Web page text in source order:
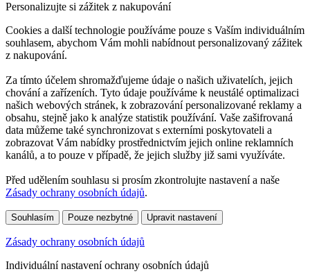
Personalizujte si zážitek z nakupování
Cookies a další technologie používáme pouze s Vaším individuálním
souhlasem, abychom Vám mohli nabídnout personalizovaný zážitek
z nakupování.
Za tímto účelem shromažďujeme údaje o našich uživatelích, jejich
chování a zařízeních. Tyto údaje používáme k neustálé optimalizaci
našich webových stránek, k zobrazování personalizované reklamy a
obsahu, stejně jako k analýze statistik používání. Vaše zašifrovaná
data můžeme také synchronizovat s externími poskytovateli a
zobrazovat Vám nabídky prostřednictvím jejich online reklamních
kanálů, a to pouze v případě, že jejich služby již sami využíváte.
Před udělením souhlasu si prosím zkontrolujte nastavení a naše
Zásady ochrany osobních údajů.
Souhlasím Pouze nezbytné Upravit nastavení
Zásady ochrany osobních údajů
Individuální nastavení ochrany osobních údajů